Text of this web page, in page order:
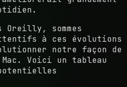
Oreilly, sommes
à ces évolutions
notre façon de
Voici un tableau